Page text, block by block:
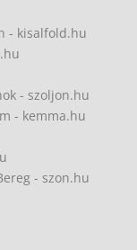
- kisalfold.hu
- szoljon.hu
- kemma.hu
- szon.hu